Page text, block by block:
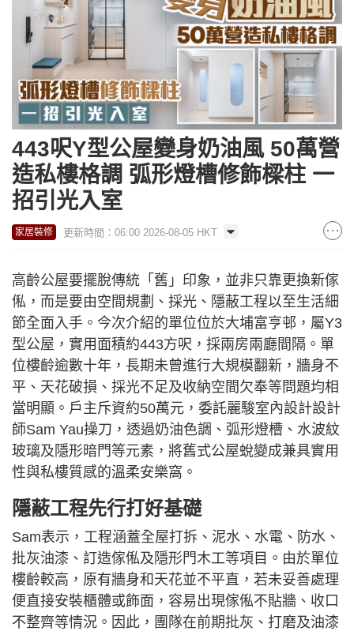
443呎Y型公屋變身奶油風 50萬營
造私樓格調 弧形燈槽修飾樑柱 一
招引光入室
家居裝修 更新時間：06:00 2026-08-05 HKT
高齡公屋要擺脫傳統「舊」印象，並非只靠更換新傢
俬，而是要由空間規劃、採光、隱蔽工程以至生活細
節全面入手。今次介紹的單位位於大埔富亨邨，屬Y3
型公屋，實用面積約443方呎，採兩房兩廳間隔。單
位樓齡逾數十年，長期未曾進行大規模翻新，牆身不
平、天花破損、採光不足及收納空間欠奉等問題均相
當明顯。戶主斥資約50萬元，委託麗駿室內設計設計
師Sam Yau操刀，透過奶油色調、弧形燈槽、水波紋
玻璃及隱形暗門等元素，將舊式公屋蛻變成兼具實用
性與私樓質感的溫柔安樂窩。
隱蔽工程先行打好基礎
Sam表示，工程涵蓋全屋打拆、泥水、水電、防水、
批灰油漆、訂造傢俬及隱形門木工等項目。由於單位
樓齡較高，原有牆身和天花並不平直，若未妥善處理
便直接安裝櫃體或飾面，容易出現傢俬不貼牆、收口
不整齊等情況。因此，團隊在前期批灰、打磨及油漆